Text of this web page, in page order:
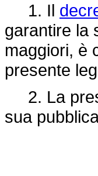
1. Il
garantire la
maggiori, è
presente
2. La
sua